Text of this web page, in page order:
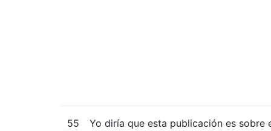
55
Yo diría que esta publicación es sobre